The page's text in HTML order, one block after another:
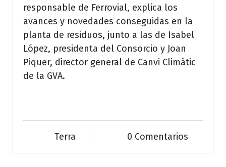
responsable de Ferrovial, explica los
avances y novedades conseguidas en la
planta de residuos, junto a las de Isabel
López, presidenta del Consorcio y Joan
Piquer, director general de Canvi Climàtic
de la GVA.
Terra 0 Comentarios